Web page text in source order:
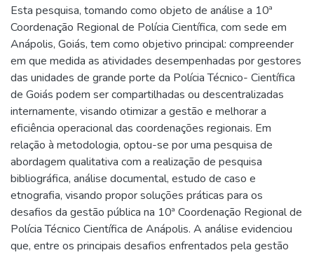
Esta pesquisa, tomando como objeto de análise a 10ª
Coordenação Regional de Polícia Científica, com sede em
Anápolis, Goiás, tem como objetivo principal: compreender
em que medida as atividades desempenhadas por gestores
das unidades de grande porte da Polícia Técnico- Científica
de Goiás podem ser compartilhadas ou descentralizadas
internamente, visando otimizar a gestão e melhorar a
eficiência operacional das coordenações regionais. Em
relação à metodologia, optou-se por uma pesquisa de
abordagem qualitativa com a realização de pesquisa
bibliográfica, análise documental, estudo de caso e
etnografia, visando propor soluções práticas para os
desafios da gestão pública na 10ª Coordenação Regional de
Polícia Técnico Científica de Anápolis. A análise evidenciou
que, entre os principais desafios enfrentados pela gestão